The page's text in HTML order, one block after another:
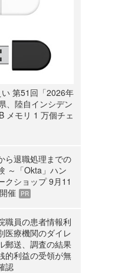
第51回「2026年
、陸自インシデン
メモリ 1 万個チェ
ら退職処理までの
～「Okta」ハン
クショップ 9月11
催
PR
職員の患者情報利
医療機関のダイレ
郵送、調査の結果
的利益の受領が無
認